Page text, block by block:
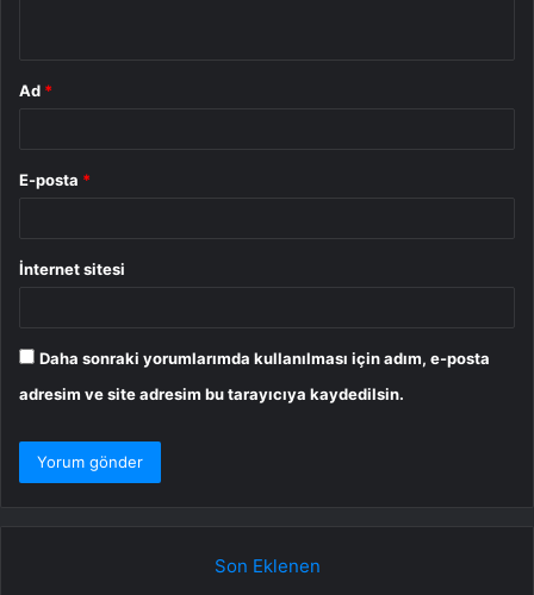
Ad *
E-posta *
İnternet sitesi
Daha sonraki yorumlarımda kullanılması için adım, e-posta
adresim ve site adresim bu tarayıcıya kaydedilsin.
Son Eklenen